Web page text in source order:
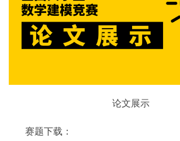
论文展示
赛题下载：